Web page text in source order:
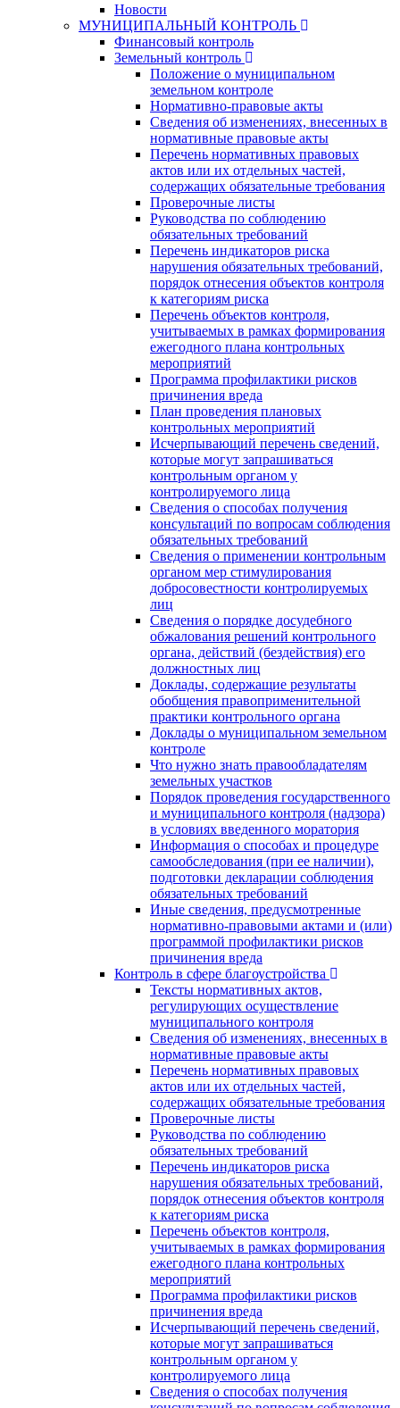
Новости
МУНИЦИПАЛЬНЫЙ КОНТРОЛЬ
Финансовый контроль
Земельный контроль
Положение о муниципальном
земельном контроле
Нормативно-правовые акты
Сведения об изменениях, внесенных в
нормативные правовые акты
Перечень нормативных правовых
актов или их отдельных частей,
содержащих обязательные требования
Проверочные листы
Руководства по соблюдению
обязательных требований
Перечень индикаторов риска
нарушения обязательных требований,
порядок отнесения объектов контроля
к категориям риска
Перечень объектов контроля,
учитываемых в рамках формирования
ежегодного плана контрольных
мероприятий
Программа профилактики рисков
причинения вреда
План проведения плановых
контрольных мероприятий
Исчерпывающий перечень сведений,
которые могут запрашиваться
контрольным органом у
контролируемого лица
Сведения о способах получения
консультаций по вопросам соблюдения
обязательных требований
Сведения о применении контрольным
органом мер стимулирования
добросовестности контролируемых
лиц
Сведения о порядке досудебного
обжалования решений контрольного
органа, действий (бездействия) его
должностных лиц
Доклады, содержащие результаты
обобщения правоприменительной
практики контрольного органа
Доклады о муниципальном земельном
контроле
Что нужно знать правообладателям
земельных участков
Порядок проведения государственного
и муниципального контроля (надзора)
в условиях введенного моратория
Информация о способах и процедуре
самообследования (при ее наличии),
подготовки декларации соблюдения
обязательных требований
Иные сведения, предусмотренные
нормативно-правовыми актами и (или)
программой профилактики рисков
причинения вреда
Контроль в сфере благоустройства
Тексты нормативных актов,
регулирующих осуществление
муниципального контроля
Сведения об изменениях, внесенных в
нормативные правовые акты
Перечень нормативных правовых
актов или их отдельных частей,
содержащих обязательные требования
Проверочные листы
Руководства по соблюдению
обязательных требований
Перечень индикаторов риска
нарушения обязательных требований,
порядок отнесения объектов контроля
к категориям риска
Перечень объектов контроля,
учитываемых в рамках формирования
ежегодного плана контрольных
мероприятий
Программа профилактики рисков
причинения вреда
Исчерпывающий перечень сведений,
которые могут запрашиваться
контрольным органом у
контролируемого лица
Сведения о способах получения